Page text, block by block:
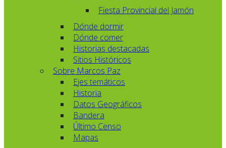
Fiesta Provincial del Jamón
Dónde dormir
Dónde comer
Historias destacadas
Sitios Históricos
Sobre Marcos Paz
Ejes temáticos
Historia
Datos Geográficos
Bandera
Último Censo
Mapas